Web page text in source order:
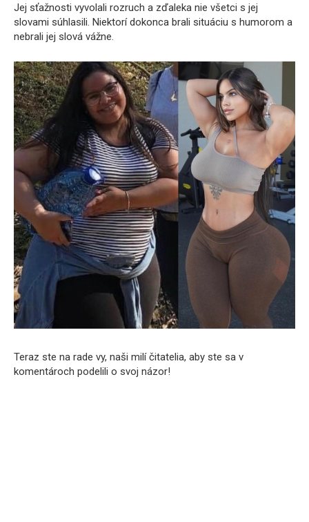
Jej sťažnosti vyvolali rozruch a zďaleka nie všetci s jej
slovami súhlasili. Niektorí dokonca brali situáciu s humorom a
nebrali jej slová vážne.
Teraz ste na rade vy, naši milí čitatelia, aby ste sa v
komentároch podelili o svoj názor!